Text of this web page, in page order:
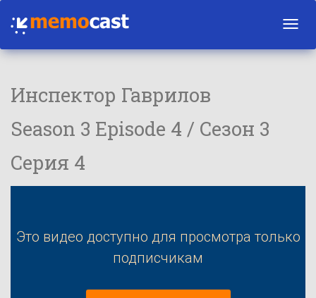
Инспектор Гаврилов
Season 3 Episode 4 / Сезон 3
Серия 4
Это видео доступно для просмотра только
подписчикам